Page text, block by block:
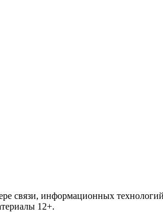
связи, информационных
12+.